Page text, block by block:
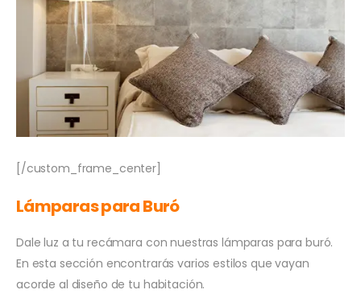
[/custom_frame_center]
Lámparas para Buró
Dale luz a tu recámara con nuestras lámparas para buró.
En esta sección encontrarás varios estilos que vayan
acorde al diseño de tu habitación.